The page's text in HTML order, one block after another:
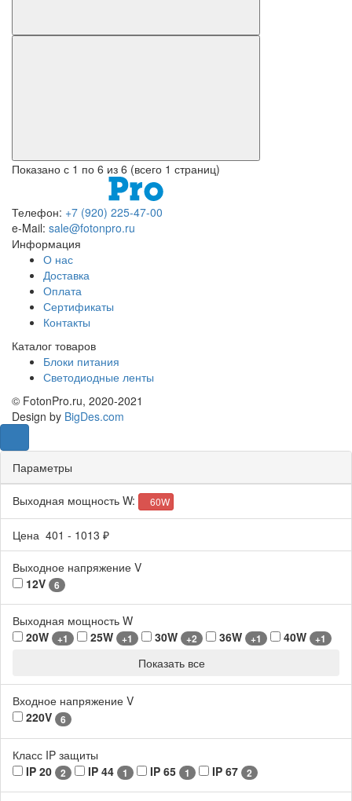
Показано с 1 по 6 из 6 (всего 1 страниц)
Телефон: +7 (920) 225-47-00
e-Mail: sale@fotonpro.ru
Информация
О нас
Доставка
Оплата
Сертификаты
Контакты
Каталог товаров
Блоки питания
Светодиодные ленты
© FotonPro.ru, 2020-2021
Design by BigDes.com
Параметры
Выходная мощность W: 60W
Цена 401 - 1013 ₽
Выходное напряжение V
12V
6
Выходная мощность W
20W
+1 25W +1 30W +2 36W +1 40W +1
Показать все
Входное напряжение V
220V
6
Класс IP защиты
IP 20
2 IP 44 1 IP 65 1 IP 67 2